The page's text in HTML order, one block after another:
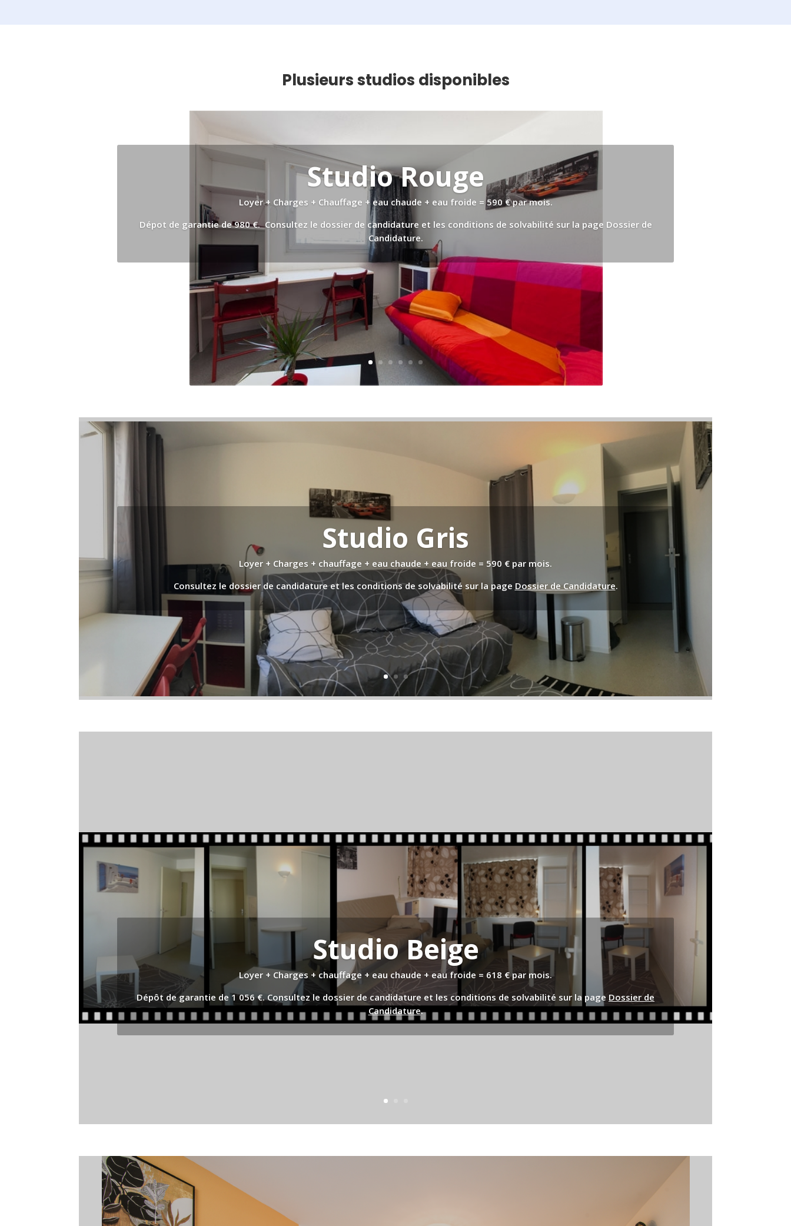
Plusieurs studios disponibles
Studio Rouge
Loyer + Charges + Chauffage + eau chaude + eau froide = 590 € par mois.
Dépot de garantie de 980 €. Consultez le dossier de candidature et les conditions de solvabilité sur la page Dossier de
Candidature.
Studio Gris
Loyer + Charges + chauffage + eau chaude + eau froide = 590 € par mois.
Consultez le dossier de candidature et les conditions de solvabilité sur la page Dossier de Candidature.
Studio Beige
Loyer + Charges + chauffage + eau chaude + eau froide = 618 € par mois.
Dépôt de garantie de 1 056 €. Consultez le dossier de candidature et les conditions de solvabilité sur la page Dossier de
Candidature.